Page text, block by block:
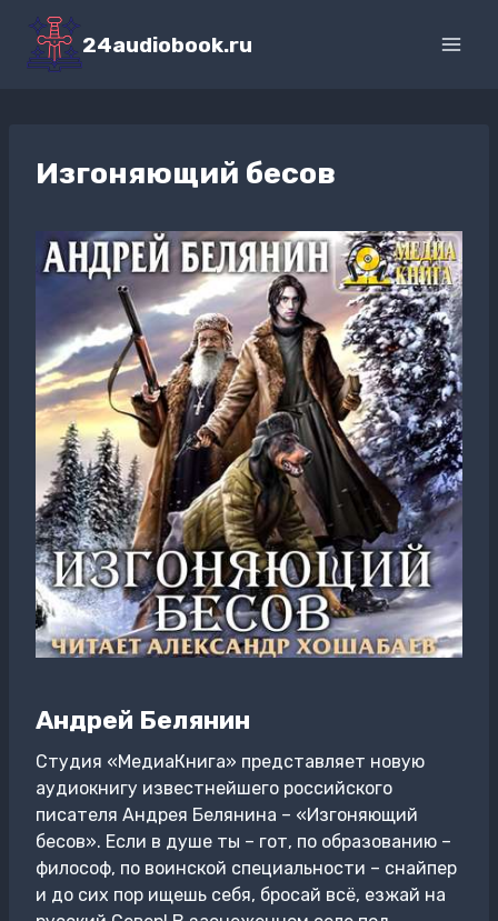
Перейти
содержимому
24audiobook.ru
Изгоняющий бесов
Андрей Белянин
Студия «МедиаКнига» представляет новую
аудиокнигу известнейшего российского
писателя Андрея Белянина – «Изгоняющий
бесов». Если в душе ты – гот, по образованию –
философ, по воинской специальности – снайпер
и до сих пор ищешь себя, бросай всё, езжай на